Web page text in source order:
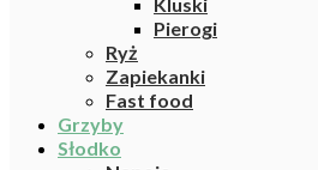
Pierogi
Ryż
Zapiekanki
Fast food
Grzyby
Słodko